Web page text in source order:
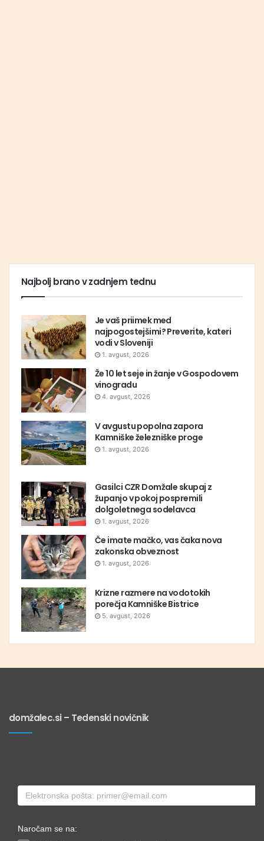
Najbolj brano v zadnjem tednu
Je vaš priimek med
najpogostejšimi? Preverite, kateri
vodi v Sloveniji
1. avgust, 2026
Že 10 let seje in žanje v Gospodovem
vinogradu
4. avgust, 2026
V avgustu popolna zapora
Kamniške železniške proge
1. avgust, 2026
Gasilci CZR Domžale skupaj z
županjo v pokoj pospremili
dolgoletnega sodelavca
1. avgust, 2026
Če imate mačko, vas čaka nova
zakonska obveznost
1. avgust, 2026
Krizne razmere na vodotokih
porečja Kamniške Bistrice
5. avgust, 2026
domžalec.si – Tedenski novičnik
Naročam se na: